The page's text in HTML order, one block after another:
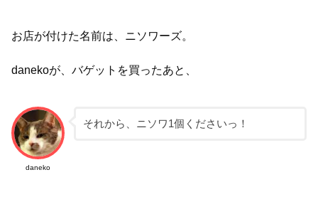
お店が付けた名前は、ニソワーズ。
danekoが、バゲットを買ったあと、
daneko
それから、ニソワ1個くださいっ！